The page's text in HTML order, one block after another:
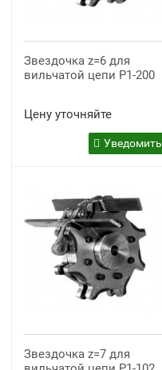
Звездочка z=6 для
вильчатой цепи P1-200
Цену уточняйте
Уведомить
Звездочка z=7 для